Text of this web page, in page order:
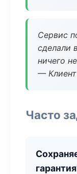
Сервис
сделали
ничего
—
Часто